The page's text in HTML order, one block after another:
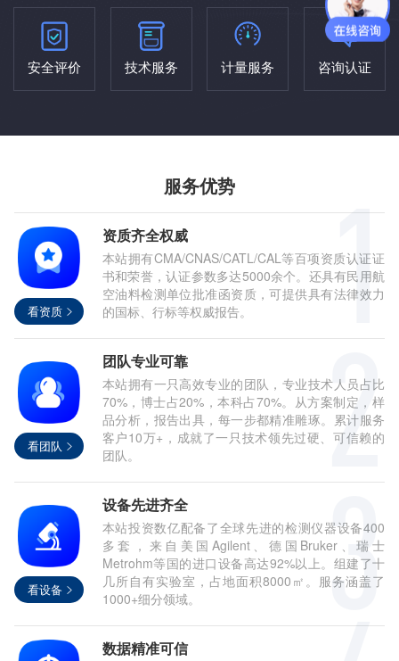
安全评价 技术服务 计量服务 咨询认证
服务优势
看资质
资质齐全权威
本站拥有CMA/CNAS/CATL/CAL等百项资质认证证
书和荣誉，认证参数多达5000余个。还具有民用航
空油料检测单位批准函资质，可提供具有法律效力
的国标、行标等权威报告。
看团队
团队专业可靠
本站拥有一只高效专业的团队，专业技术人员占比
70%，博士占20%，本科占70%。从方案制定，样
品分析，报告出具，每一步都精准雕琢。累计服务
客户10万+，成就了一只技术领先过硬、可信赖的
团队。
看设备
设备先进齐全
本站投资数亿配备了全球先进的检测仪器设备400
多套，来自美国Agilent、德国Bruker、瑞士
Metrohm等国的进口设备高达92%以上。组建了十
几所自有实验室，占地面积8000㎡。服务涵盖了
1000+细分领域。
数据精准可信